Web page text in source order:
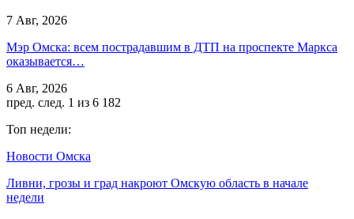
7 Авг, 2026
Мэр Омска: всем пострадавшим в ДТП на проспекте Маркса
оказывается…
6 Авг, 2026
пред. след. 1 из 6 182
Топ недели:
Новости Омска
Ливни, грозы и град накроют Омскую область в начале
недели